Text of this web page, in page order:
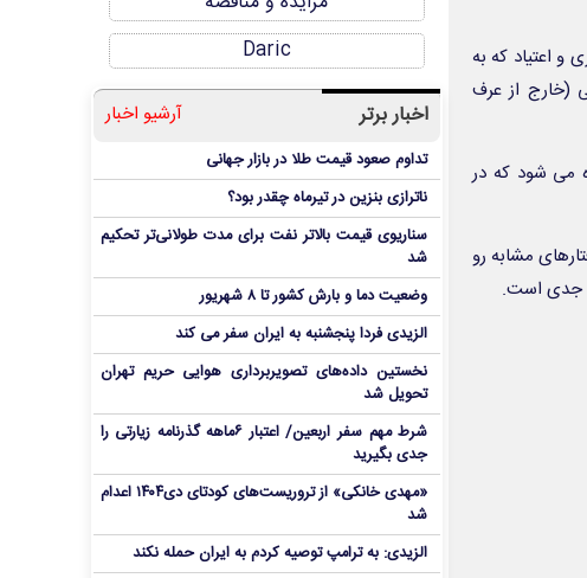
و اعتیاد که به
(خارج از عرف
می شود که در
مشابه رو
جدی است.
Daric
اخبار برتر آرشیو اخبار
تداوم صعود قیمت طلا در بازار جهانی
ناترازی بنزین در تیرماه چقدر بود؟
سناریوی قیمت بالاتر نفت برای مدت طولانی‌تر تحکیم
شد
وضعیت دما و بارش کشور تا ۸ شهریور
الزیدی فردا پنجشنبه به ایران سفر می کند
نخستین داده‌های تصویربرداری هوایی حریم تهران
تحویل شد
شرط مهم سفر اربعین/ اعتبار ۶ماهه گذرنامه زیارتی را
جدی بگیرید
«مهدی خانکی» از تروریست‌های کودتای دی۱۴۰۴ اعدام
شد
الزیدی: به ترامپ توصیه کردم به ایران حمله نکند